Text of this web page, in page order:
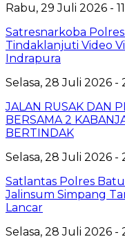
Rabu, 29 Juli 2026 -
Satresnarkoba
Tindaklanjuti Video
Indrapura
Selasa, 28 Juli 2026 -
JALAN RUSAK DAN
BERSAMA 2
BERTINDAK
Selasa, 28 Juli 2026 -
Satlantas Polres
Jalinsum Simpang
Lancar
Selasa, 28 Juli 2026 -